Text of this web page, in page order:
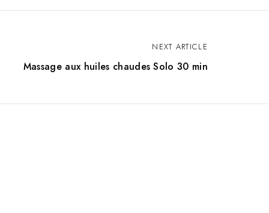
NEXT ARTICLE
Massage aux huiles chaudes Solo 30 min